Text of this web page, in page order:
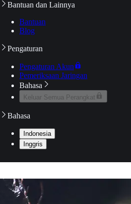
Bantuan dan Lainnya
Bantuan
Blog
Pengaturan
Pengaturan Akun
Pemeriksaan Jaringan
Bahasa
Keluar Semua Perangkat
Bahasa
Indonesia
Inggris